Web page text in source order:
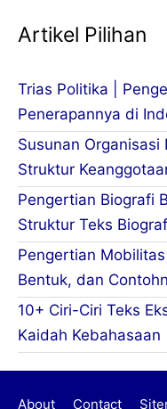
Artikel Pilihan
Trias Politika |
Penerapannya di
Susunan Organisasi
Struktur
Pengertian Biografi
Struktur Teks
Pengertian
Bentuk, dan
10+ Ciri-Ciri Teks
Kaidah Kebahasaan
About Contact